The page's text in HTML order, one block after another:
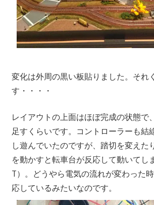
変化は外周の黒い板貼りました。それ
す・・・・
レイアウトの上面はほぼ完成の状態で
足すくらいです。コントローラーも結
し遊んでいたのですが、踏切を変えた
を動かすと転車台が反応して動いて
T）。どうやら電気の流れが変わった
応しているみたいなのです。